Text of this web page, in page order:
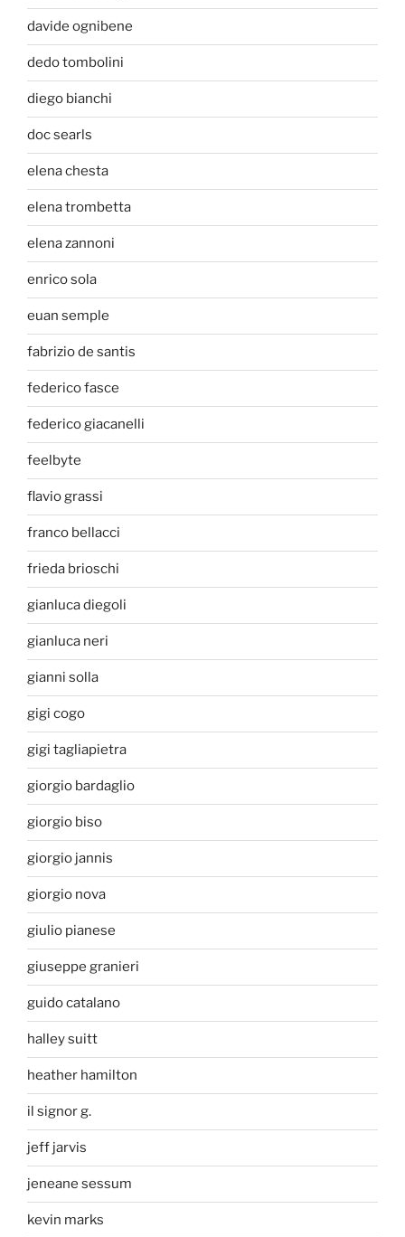
davide ognibene
dedo tombolini
diego bianchi
doc searls
elena chesta
elena trombetta
elena zannoni
enrico sola
euan semple
fabrizio de santis
federico fasce
federico giacanelli
feelbyte
flavio grassi
franco bellacci
frieda brioschi
gianluca diegoli
gianluca neri
gianni solla
gigi cogo
gigi tagliapietra
giorgio bardaglio
giorgio biso
giorgio jannis
giorgio nova
giulio pianese
giuseppe granieri
guido catalano
halley suitt
heather hamilton
il signor g.
jeff jarvis
jeneane sessum
kevin marks